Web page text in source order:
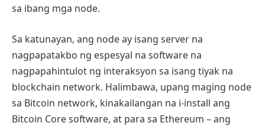
sa ibang mga node.
Sa katunayan, ang node ay isang server na
nagpapatakbo ng espesyal na software na
nagpapahintulot ng interaksyon sa isang tiyak na
blockchain network. Halimbawa, upang maging node
sa Bitcoin network, kinakailangan na i-install ang
Bitcoin Core software, at para sa Ethereum – ang